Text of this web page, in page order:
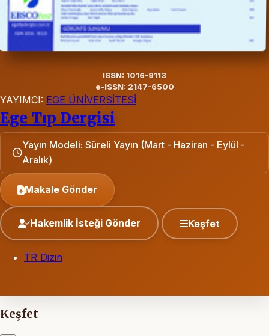
ISSN: 1016-9113
e-ISSN: 2147-6500
YAYIMCI: EGE ÜNİVERSİTESİ
Ege Tıp Dergisi
Yayın Modeli: Süreli Yayın (Mart - Haziran - Eylül -
Aralık)
Makale Gönder
Hakemlik İsteği Gönder Keşfet
TR Dizin
Keşfet